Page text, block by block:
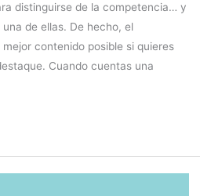
distinguirse de la competencia… y
de ellas. De hecho, el
contenido posible si quieres
Cuando cuentas una